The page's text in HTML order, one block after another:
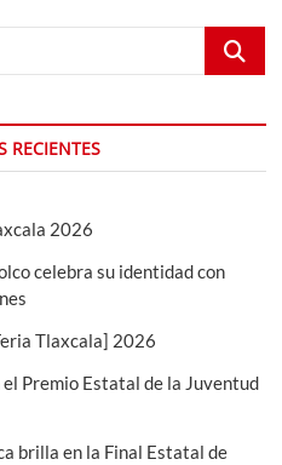
Buscar...
RECIENTES
2026
celebra su identidad con
Tlaxcala] 2026
el Premio Estatal de la Juventud
brilla en la Final Estatal de